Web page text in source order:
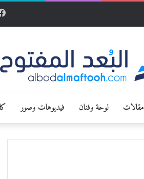
مقالات لوحة وفنان فيديوهات وصور